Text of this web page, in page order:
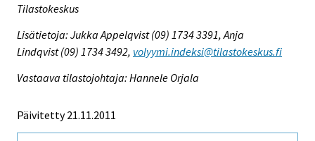
Tilastokeskus
Lisätietoja: Jukka Appelqvist (09) 1734 3391, Anja
Lindqvist (09) 1734 3492, volyymi.indeksi@tilastokeskus.fi
Vastaava tilastojohtaja: Hannele Orjala
Päivitetty 21.11.2011